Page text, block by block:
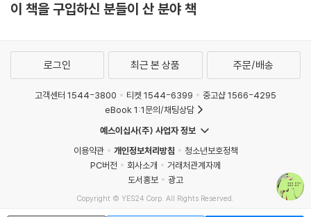
이 책을 구입하신 분들이 산 분야 책
로그인 최근 본 상품 주문/배송
고객센터 1544-3800 티켓 1544-6399
중고샵 1566-4295
eBook 1:1문의/채팅상담
예스이십사(주) 사업자 정보
이용약관
개인정보처리방침
청소년보호정책
PC버전
회사소개
거래처관계자께
도서홍보
광고
Copyright © YES24 Corp. All Rights Reserved.